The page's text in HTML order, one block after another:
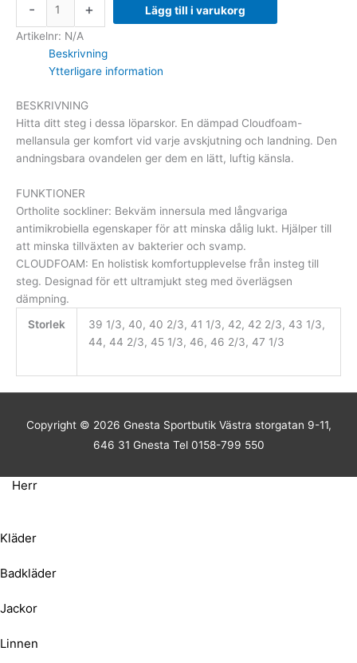
- + Lägg till i varukorg
Artikelnr: N/A
Beskrivning
Ytterligare information
BESKRIVNING
Hitta ditt steg i dessa löparskor. En dämpad Cloudfoam-
mellansula ger komfort vid varje avskjutning och landning. Den
andningsbara ovandelen ger dem en lätt, luftig känsla.
FUNKTIONER
Ortholite sockliner: Bekväm innersula med långvariga
antimikrobiella egenskaper för att minska dålig lukt. Hjälper till
att minska tillväxten av bakterier och svamp.
CLOUDFOAM: En holistisk komfortupplevelse från insteg till
steg. Designad för ett ultramjukt steg med överlägsen
dämpning.
Storlek
39 1/3, 40, 40 2/3, 41 1/3, 42, 42 2/3, 43 1/3,
44, 44 2/3, 45 1/3, 46, 46 2/3, 47 1/3
Copyright © 2026 Gnesta SportbutikVästra storgatan 9-11,
646 31 Gnesta Tel 0158-799 550
Herr
Kläder
Badkläder
Jackor
Linnen